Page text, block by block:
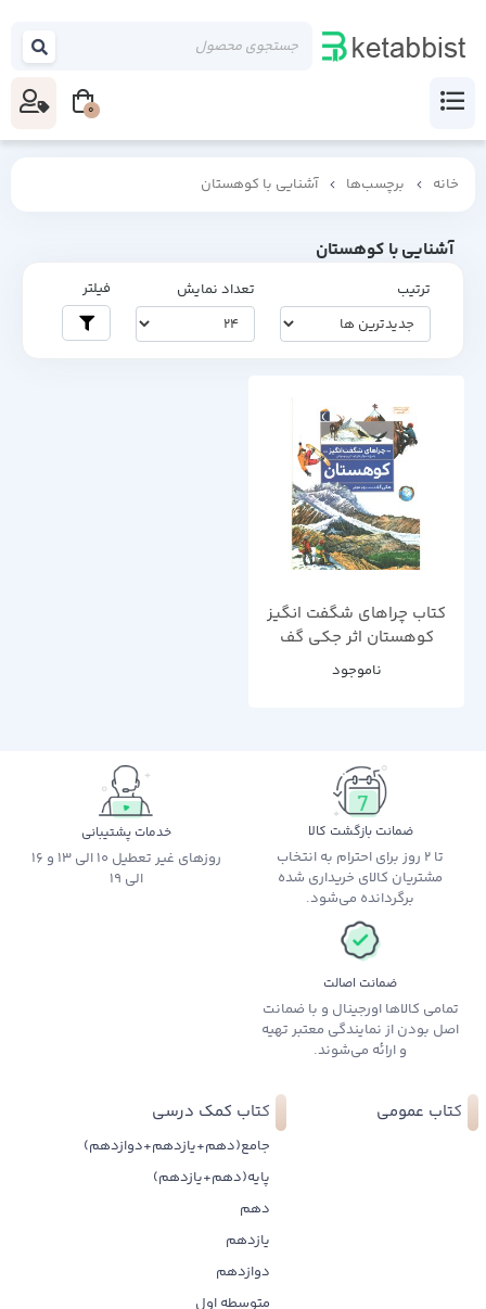
خانه برچسب‌ها آشنایی با کوهستان
آشنایی با کوهستان
ترتیب تعداد نمایش فیلتر
کتاب چراهای شگفت انگیز
کوهستان اثر جکی گف
ناموجود
ضمانت بازگشت کالا
تا 2 روز برای احترام به انتخاب
مشتریان کالای خریداری شده
برگردانده می‌شود.
خدمات پشتیبانی
روزهای غیر تعطیل 10 الی 13 و 16
الی 19
ضمانت اصالت
تمامی کالاها اورجینال و با ضمانت
اصل بودن از نمایندگی معتبر تهیه
و ارائه می‌شوند.
کتاب عمومی کتاب کمک درسی
جامع(دهم+یازدهم+دوازدهم)
پایه(دهم+یازدهم)
دهم
یازدهم
دوازدهم
متوسطه اول
0